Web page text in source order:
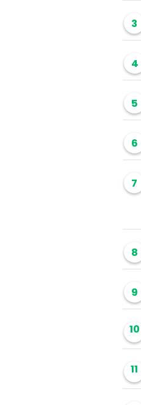
3
4
5
6
7
8
9
10
11